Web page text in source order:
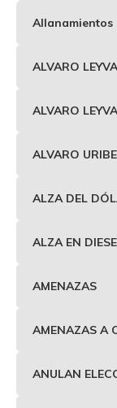
Allanamientos
ALVARO LEYVA
ALVARO
ALVARO URIBE
ALZA DEL
ALZA EN
AMENAZAS
AMENAZAS A
ANULAN